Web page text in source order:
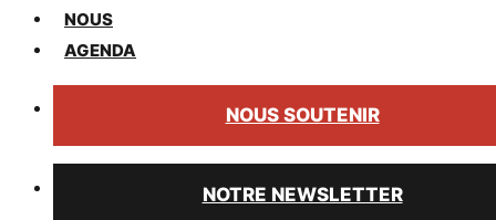
NOUS
AGENDA
NOUS SOUTENIR
NOTRE NEWSLETTER